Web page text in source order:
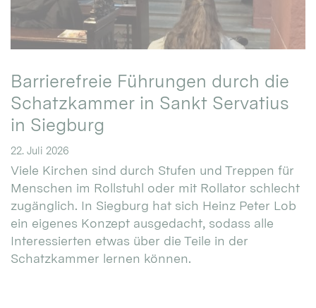
Barrierefreie Führungen durch die
Schatzkammer in Sankt Servatius
in Siegburg
22. Juli 2026
Viele Kirchen sind durch Stufen und Treppen für
Menschen im Rollstuhl oder mit Rollator schlecht
zugänglich. In Siegburg hat sich Heinz Peter Lob
ein eigenes Konzept ausgedacht, sodass alle
Interessierten etwas über die Teile in der
Schatzkammer lernen können.